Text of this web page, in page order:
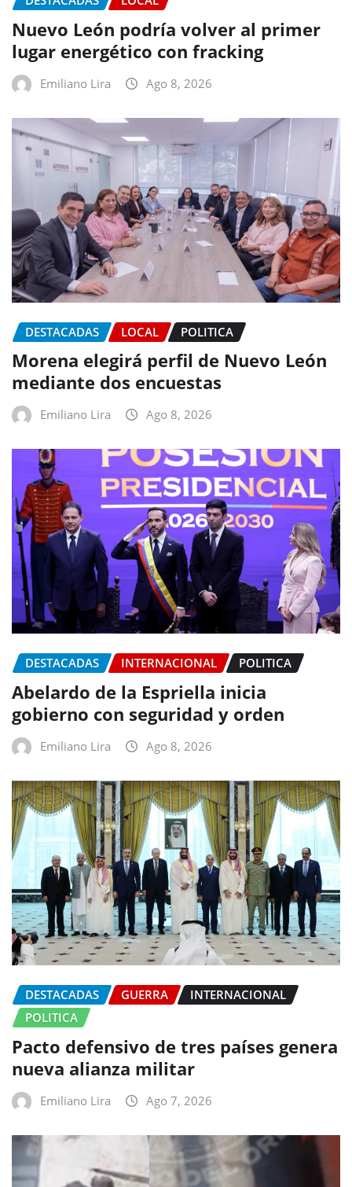
Nuevo León podría volver al primer
lugar energético con fracking
Emiliano Lira Ago 8, 2026
DESTACADAS LOCAL POLITICA
Morena elegirá perfil de Nuevo León
mediante dos encuestas
Emiliano Lira Ago 8, 2026
DESTACADAS INTERNACIONAL POLITICA
Abelardo de la Espriella inicia
gobierno con seguridad y orden
Emiliano Lira Ago 8, 2026
DESTACADAS GUERRA
INTERNACIONAL
POLITICA
Pacto defensivo de tres países genera
nueva alianza militar
Emiliano Lira Ago 7, 2026